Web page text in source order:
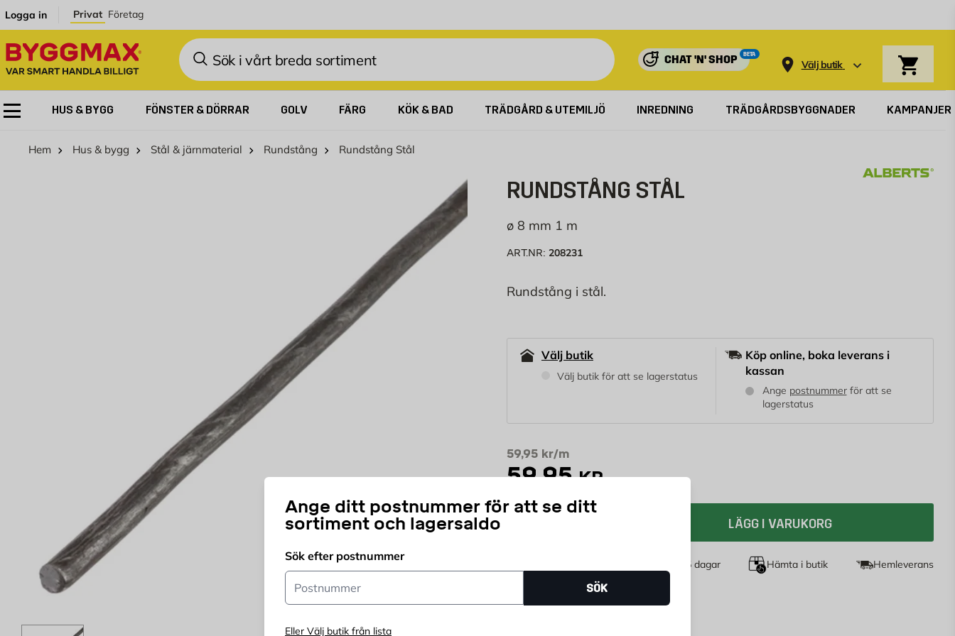
Logga in Privat Företag
Sök
CHAT 'N' SHOP
BETA
Välj butik
Ange ditt postnummer för att se ditt
sortiment och lagersaldo
Sök efter postnummer
Postnummer
SÖK
Eller Välj butik från lista
HUS & BYGG FÖNSTER & DÖRRAR GOLV FÄRG KÖK & BAD TRÄDGÅRD & UTEMILJÖ INREDNING TRÄDGÅRDSBYGGNADER KAMPANJER
Hem Hus & bygg Stål & järnmaterial Rundstång Rundstång Stål
RUNDSTÅNG STÅL
ø 8 mm 1 m
ART.NR: 208231
Rundstång i stål.
Välj butik
Välj butik för att se lagerstatus
Köp online, boka leverans i
kassan
Ange postnummerför att se
lagerstatus
59,95 kr/m
59,95 KR
LÄGG I VARUKORG
Öppet köp i 365 dagar Hämta i butik Hemleverans